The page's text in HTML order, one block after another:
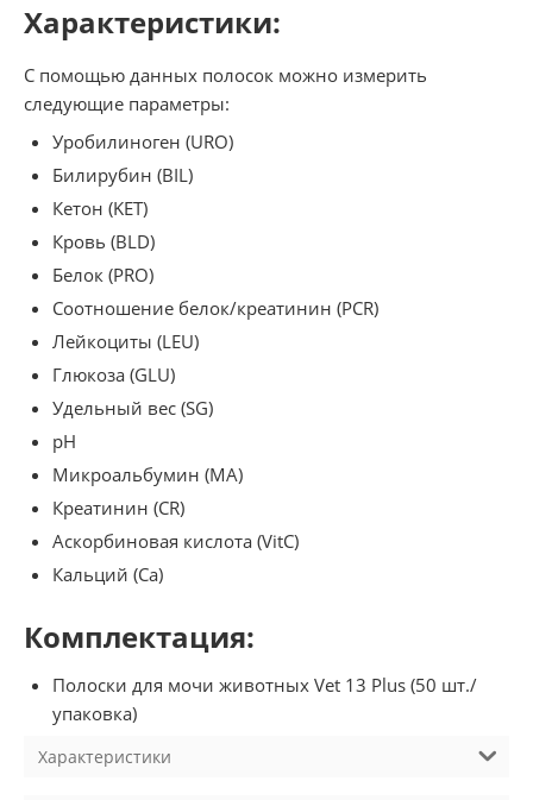
Характеристики:
С помощью данных полосок можно измерить
следующие параметры:
Уробилиноген (URO)
Билирубин (BIL)
Кетон (KET)
Кровь (BLD)
Белок (PRO)
Соотношение белок/креатинин (PCR)
Лейкоциты (LEU)
Глюкоза (GLU)
Удельный вес (SG)
pH
Микроальбумин (MA)
Креатинин (CR)
Аскорбиновая кислота (VitC)
Кальций (Ca)
Комплектация:
Полоски для мочи животных Vet 13 Plus (50 шт./
упаковка)
Характеристики